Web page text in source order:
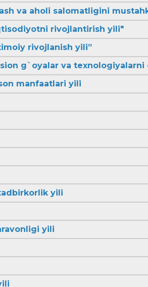
va aholi salomatligini
rivojlantirish yili"
rivojlanish yili”
g`oyalar va
manfaatlari yili
yili
yili